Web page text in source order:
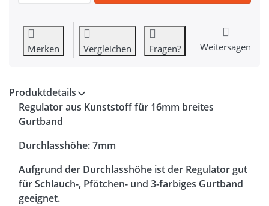
Merken Vergleichen Fragen? Weitersagen
Produktdetails
Regulator aus Kunststoff für 16mm breites
Gurtband
Durchlasshöhe: 7mm
Aufgrund der Durchlasshöhe ist der Regulator gut
für Schlauch-, Pfötchen- und 3-farbiges Gurtband
geeignet.